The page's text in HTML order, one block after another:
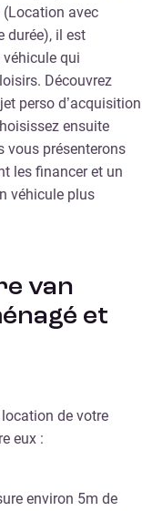
(Location avec
durée), il est
véhicule qui
Découvrez
perso d’acquisition
ensuite
vous présenterons
les financer et un
véhicule plus
van
et
de votre
eux :
environ 5m de